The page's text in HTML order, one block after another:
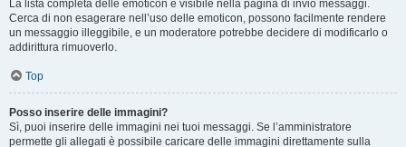
La lista completa delle emoticon è visibile nella pagina di invio messaggi.
Cerca di non esagerare nell’uso delle emoticon, possono facilmente rendere
un messaggio illeggibile, e un moderatore potrebbe decidere di modificarlo o
addirittura rimuoverlo.
Top
Posso inserire delle immagini?
Sì, puoi inserire delle immagini nei tuoi messaggi. Se l’amministratore
permette gli allegati è possibile caricare delle immagini direttamente sulla